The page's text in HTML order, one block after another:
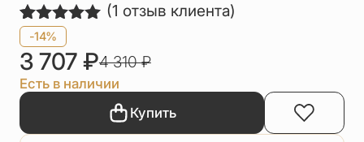
Рейтинг
5.00из 5
на основе
опроса
1
пользователя
(1 отзыв клиента)
-14%
3 707 ₽4 310₽
Есть в наличии
Купить